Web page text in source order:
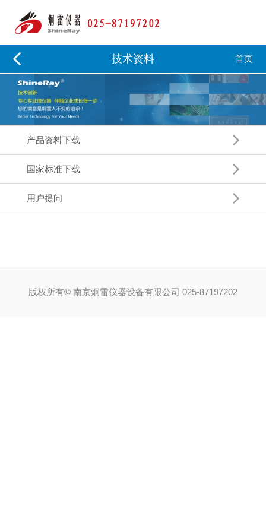
技术资料 首页
产品资料下载
国家标准下载
用户提问
版权所有© 南京炯雷仪器设备有限公司 025-87197202